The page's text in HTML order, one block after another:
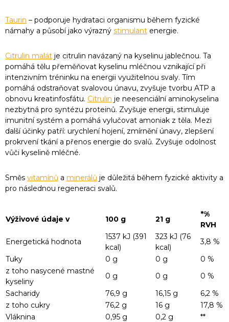
Taurin – podporuje hydrataci organismu během fyzické
námahy a působí jako výrazný stimulant energie.
Citrulin malát je citrulin navázaný na kyselinu jablečnou. Ta
pomáhá tělu přeměňovat kyselinu mléčnou vznikající při
intenzivním tréninku na energii využitelnou svaly. Tím
pomáhá odstraňovat svalovou únavu, zvyšuje tvorbu ATP a
obnovu kreatinfosfátu. Citrulin je neesenciální aminokyselina
nezbytná pro syntézu proteinů. Zvyšuje energii, stimuluje
imunitní systém a pomáhá vylučovat amoniak z těla. Mezi
další účinky patří: urychlení hojení, zmírnění únavy, zlepšení
prokrvení tkání a přenos energie do svalů. Zvyšuje odolnost
vůči kyselině mléčné.
Směs vitamínů a minerálů je důležitá během fyzické aktivity a
pro následnou regeneraci svalů.
Výživové údaje v 100 g 21 g
*%
RVH
Energetická hodnota
1537 kJ (391
kcal)
323 kJ (76
kcal)
3,8 %
Tuky
0 g 0 g
0 %
z toho nasycené mastné
kyseliny
0 g 0 g
0 %
Sacharidy
76,9 g 16,15 g
6,2 %
z toho cukry
76,2 g 16 g
17,8 %
Vláknina
0,95 g 0,2 g
**